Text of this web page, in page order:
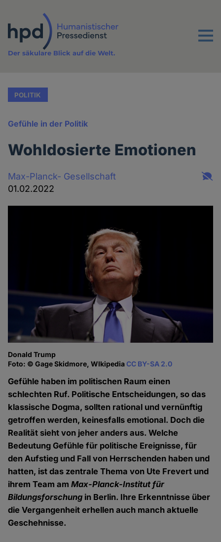
Inhalt
Menu
Der säkulare Blick auf die Welt.
POLITIK
Gefühle in der Politik
Wohldosierte Emotionen
Max-Planck- Gesellschaft
01.02.2022
Donald Trump
Foto: © Gage Skidmore, WIkipediaCC BY-SA 2.0
Gefühle haben im politischen Raum einen
schlechten Ruf. Politische Entscheidungen, so das
klassische Dogma, sollten rational und vernünftig
getroffen werden, keinesfalls emotional. Doch die
Realität sieht von jeher anders aus. Welche
Bedeutung Gefühle für politische Ereignisse, für
den Aufstieg und Fall von Herrschenden haben und
hatten, ist das zentrale Thema von Ute Frevert und
ihrem Team amMax-Planck-Institut für
Bildungsforschung in Berlin. Ihre Erkenntnisse über
die Vergangenheit erhellen auch manch aktuelle
Geschehnisse.